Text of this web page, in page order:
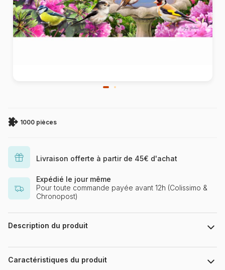
1000 pièces
Livraison offerte à partir de 45€ d'achat
Expédié le jour même
Pour toute commande payée avant 12h (Colissimo &
Chronopost)
Description du produit
Greg Giordano
Caractéristiques du produit